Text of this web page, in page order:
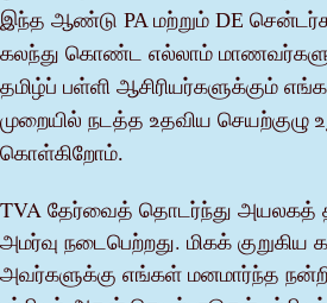
இந்த ஆண்டு PA மற்றும் DE
கலந்து கொண்ட எல்லாம்
தமிழ்ப் பள்ளி ஆசிரியர்களுக்கும்
முறையில் நடத்த உதவிய செயற்குழு
கொள்கிறோம்.
TVA தேர்வைத் தொடர்ந்து அயலகத்
அமர்வு நடைபெற்றது. மிகக்
அவர்களுக்கு எங்கள் மனமார்ந்த